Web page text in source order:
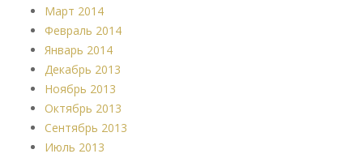
Март 2014
Февраль 2014
Январь 2014
Декабрь 2013
Ноябрь 2013
Октябрь 2013
Сентябрь 2013
Июль 2013